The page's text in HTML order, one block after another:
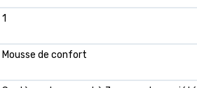
1
Mousse de confort